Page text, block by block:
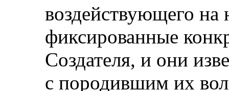
воздействующего
фиксированные
Создателя, и они
с породившим их